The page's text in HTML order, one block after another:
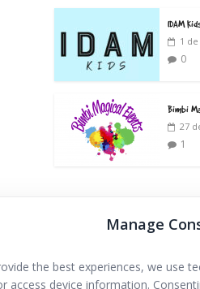
Manage
the best experiences, we use
access device information.
IDAM
1
0
Bimbi
27
1